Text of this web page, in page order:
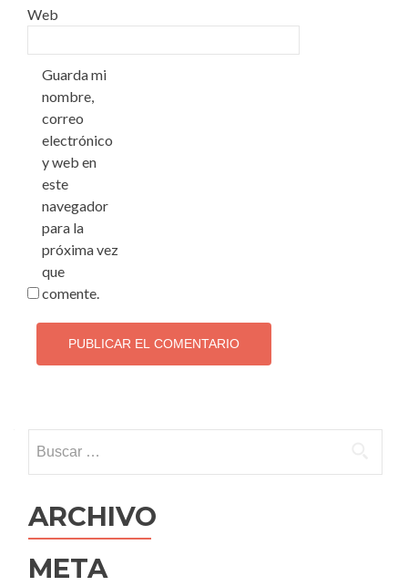
Web
Guarda mi
nombre,
correo
electrónico
y web en
este
navegador
para la
próxima vez
que
comente.
ARCHIVO
META